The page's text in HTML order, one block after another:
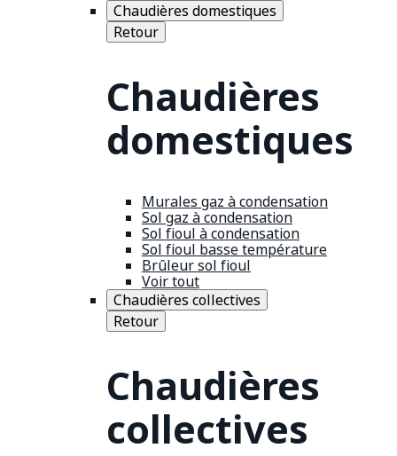
Chaudières domestiques
Retour
Chaudières
domestiques
Murales gaz à condensation
Sol gaz à condensation
Sol fioul à condensation
Sol fioul basse température
Brûleur sol fioul
Voir tout
Chaudières collectives
Retour
Chaudières
collectives